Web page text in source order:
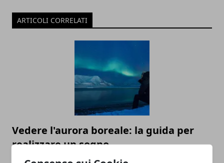
ARTICOLI CORRELATI
Vedere l'aurora boreale: la guida per
realizzare un sogno